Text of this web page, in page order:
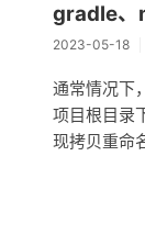
gradle、
2023-05-18
通常情况下
项目根目录
现拷贝重命